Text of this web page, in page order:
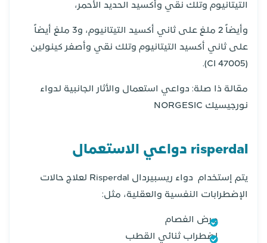
التيتانيوم وتلك نقي وأكسيد الحديد الأحمر،
وأيضاً 2 ملغ على ثاني أكسيد التيتانيوم، و3 ملغ أيضاً
على ثاني أكسيد التيتانيوم وتلك نقي وأصفر كينولين
(CI 47005).
مقالة ذا صلة: دواعي استعمال والأثار الجانبية لدواء
نورجيسيك NORGESIC
risperdal دواعي الاستعمال
يتم إستخدام دواء ريسبيردال Risperdal لعلاج حالات
الإضطرابات النفسية والعقلية، مثل:
مرض الفصام
إضطراب ثنائي القطب